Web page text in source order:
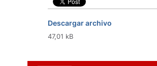
Descargar archivo
47,01 kB